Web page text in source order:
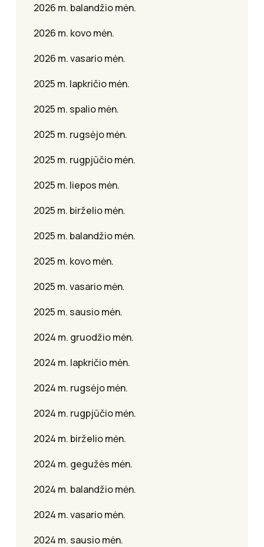
2026 m. balandžio mėn.
2026 m. kovo mėn.
2026 m. vasario mėn.
2025 m. lapkričio mėn.
2025 m. spalio mėn.
2025 m. rugsėjo mėn.
2025 m. rugpjūčio mėn.
2025 m. liepos mėn.
2025 m. birželio mėn.
2025 m. balandžio mėn.
2025 m. kovo mėn.
2025 m. vasario mėn.
2025 m. sausio mėn.
2024 m. gruodžio mėn.
2024 m. lapkričio mėn.
2024 m. rugsėjo mėn.
2024 m. rugpjūčio mėn.
2024 m. birželio mėn.
2024 m. gegužės mėn.
2024 m. balandžio mėn.
2024 m. vasario mėn.
2024 m. sausio mėn.